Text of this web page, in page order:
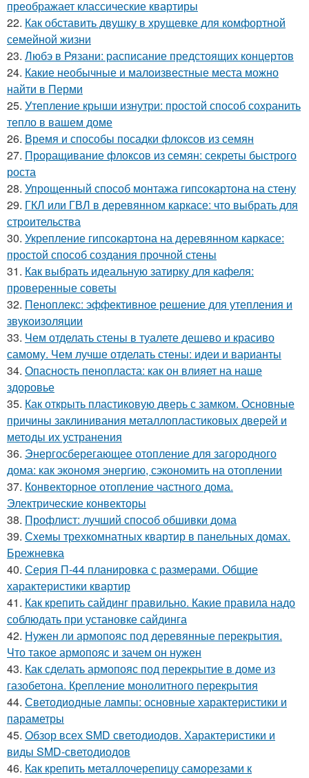
преображает классические квартиры
22. Как обставить двушку в хрущевке для комфортной
семейной жизни
23. Любэ в Рязани: расписание предстоящих концертов
24. Какие необычные и малоизвестные места можно
найти в Перми
25. Утепление крыши изнутри: простой способ сохранить
тепло в вашем доме
26. Время и способы посадки флоксов из семян
27. Проращивание флоксов из семян: секреты быстрого
роста
28. Упрощенный способ монтажа гипсокартона на стену
29. ГКЛ или ГВЛ в деревянном каркасе: что выбрать для
строительства
30. Укрепление гипсокартона на деревянном каркасе:
простой способ создания прочной стены
31. Как выбрать идеальную затирку для кафеля:
проверенные советы
32. Пеноплекс: эффективное решение для утепления и
звукоизоляции
33. Чем отделать стены в туалете дешево и красиво
самому. Чем лучше отделать стены: идеи и варианты
34. Опасность пенопласта: как он влияет на наше
здоровье
35. Как открыть пластиковую дверь с замком. Основные
причины заклинивания металлопластиковых дверей и
методы их устранения
36. Энергосберегающее отопление для загородного
дома: как экономя энергию, сэкономить на отоплении
37. Конвекторное отопление частного дома.
Электрические конвекторы
38. Профлист: лучший способ обшивки дома
39. Схемы трехкомнатных квартир в панельных домах.
Брежневка
40. Серия П-44 планировка с размерами. Общие
характеристики квартир
41. Как крепить сайдинг правильно. Какие правила надо
соблюдать при установке сайдинга
42. Нужен ли армопояс под деревянные перекрытия.
Что такое армопояс и зачем он нужен
43. Как сделать армопояс под перекрытие в доме из
газобетона. Крепление монолитного перекрытия
44. Светодиодные лампы: основные характеристики и
параметры
45. Обзор всех SMD светодиодов. Характеристики и
виды SMD-светодиодов
46. Как крепить металлочерепицу саморезами к